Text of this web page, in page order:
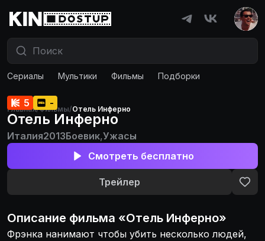
Сериалы Мультики Фильмы Подборки
Главная/Фильмы/Отель Инферно
5 -
Отель Инферно
Италия2013Боевик,Ужасы
Смотреть бесплатно
Трейлер
Описание фильма «Отель Инферно»
Фрэнка нанимают чтобы убить несколько людей,